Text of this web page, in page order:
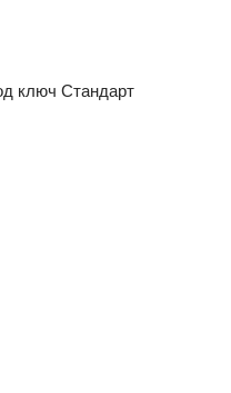
ключ Стандарт